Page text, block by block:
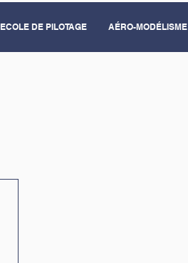
ECOLE DE PILOTAGE AÉRO-MODÉLISME